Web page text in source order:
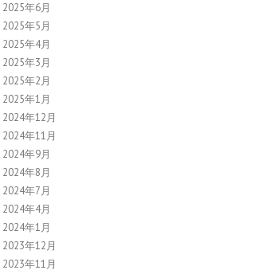
2025年6月
2025年5月
2025年4月
2025年3月
2025年2月
2025年1月
2024年12月
2024年11月
2024年9月
2024年8月
2024年7月
2024年4月
2024年1月
2023年12月
2023年11月